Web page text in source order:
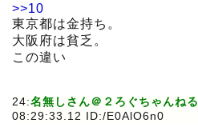
>>10
東京都は金持ち。
大阪府は貧乏。
この違い
24:名無しさん＠２ろぐちゃんねる
08:29:33.12 ID:/E0AlO6n0